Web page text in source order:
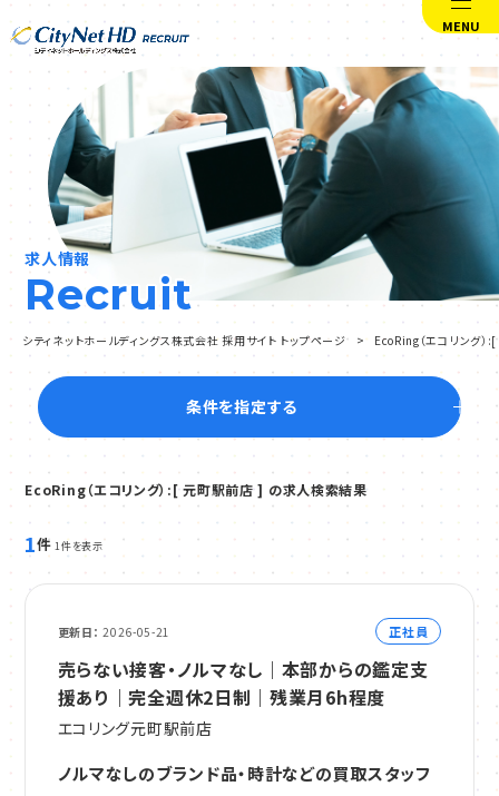
MENU
求人情報
Recruit
シティネットホールディングス株式会社 採用サイト トップページ EcoRing（エコリング
条件を指定する
EcoRing（エコリング）:[ 元町駅前店 ] の求人検索結果
1件 1件を表示
更新日 2026-05-21 正社員
売らない接客・ノルマなし｜本部からの鑑定支
援あり｜完全週休2日制｜残業月6h程度
エコリング元町駅前店
ノルマなしのブランド品・時計などの買取スタッフ